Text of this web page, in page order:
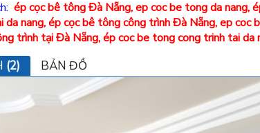
ép cọc bê tông Đà Nẵng,ep coc be tong da nang,
da nang,ép cọc bê tông công trình Đà Nẵng,ep coc
trình tại Đà Nẵng,ép coc be tong cong trinh tai da
(2) BẢN ĐỒ